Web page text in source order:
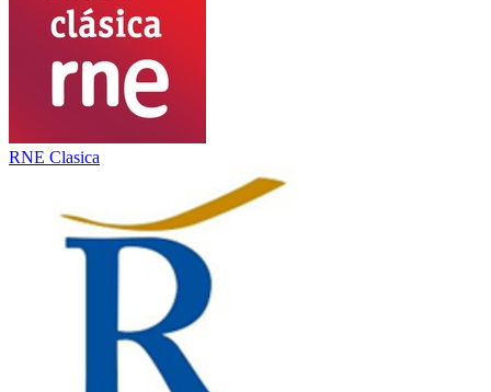
RNE Clasica